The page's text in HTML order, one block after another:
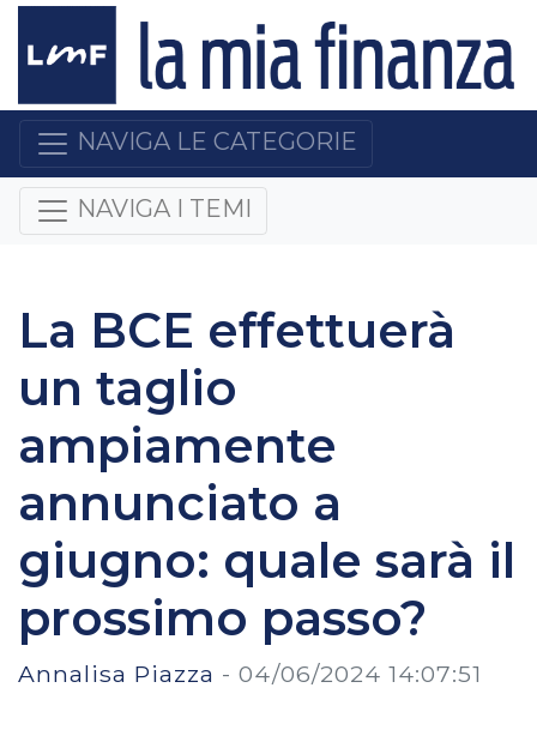
NAVIGA LE CATEGORIE
NAVIGA I TEMI
La BCE effettuerà
un taglio
ampiamente
annunciato a
giugno: quale sarà il
prossimo passo?
Annalisa Piazza - 04/06/2024 14:07:51